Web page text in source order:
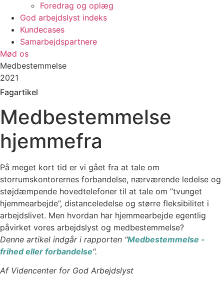
Foredrag og oplæg
God arbejdslyst indeks
Kundecases
Samarbejdspartnere
Mød os
Medbestemmelse
2021
Fagartikel
Medbestemmelse
hjemmefra
På meget kort tid er vi gået fra at tale om
storrumskontorernes forbandelse, nærværende ledelse og
støjdæmpende hovedtelefoner til at tale om ”tvunget
hjemmearbejde”, distanceledelse og større fleksibilitet i
arbejdslivet. Men hvordan har hjemmearbejde egentlig
påvirket vores arbejdslyst og medbestemmelse?
Denne artikel indgår i rapporten "Medbestemmelse -
frihed eller forbandelse".
Af Videncenter for God Arbejdslyst